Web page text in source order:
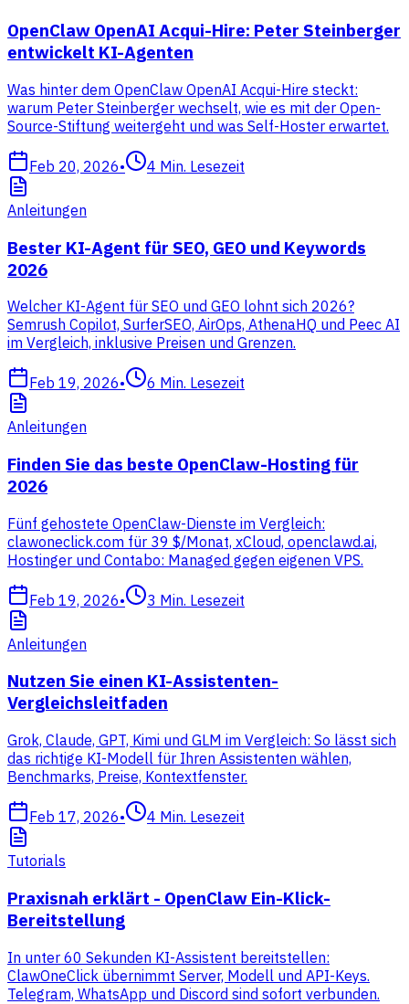
OpenClaw OpenAI Acqui-Hire: Peter Steinberger
entwickelt KI-Agenten
Was hinter dem OpenClaw OpenAI Acqui-Hire steckt:
warum Peter Steinberger wechselt, wie es mit der Open-
Source-Stiftung weitergeht und was Self-Hoster erwartet.
Feb 20, 2026• 4 Min. Lesezeit
Anleitungen
Bester KI-Agent für SEO, GEO und Keywords
2026
Welcher KI-Agent für SEO und GEO lohnt sich 2026?
Semrush Copilot, SurferSEO, AirOps, AthenaHQ und Peec AI
im Vergleich, inklusive Preisen und Grenzen.
Feb 19, 2026• 6 Min. Lesezeit
Anleitungen
Finden Sie das beste OpenClaw-Hosting für
2026
Fünf gehostete OpenClaw-Dienste im Vergleich:
clawoneclick.com für 39 $/Monat, xCloud, openclawd.ai,
Hostinger und Contabo: Managed gegen eigenen VPS.
Feb 19, 2026• 3 Min. Lesezeit
Anleitungen
Nutzen Sie einen KI-Assistenten-
Vergleichsleitfaden
Grok, Claude, GPT, Kimi und GLM im Vergleich: So lässt sich
das richtige KI-Modell für Ihren Assistenten wählen,
Benchmarks, Preise, Kontextfenster.
Feb 17, 2026• 4 Min. Lesezeit
Tutorials
Praxisnah erklärt - OpenClaw Ein-Klick-
Bereitstellung
In unter 60 Sekunden KI-Assistent bereitstellen:
ClawOneClick übernimmt Server, Modell und API-Keys.
Telegram, WhatsApp und Discord sind sofort verbunden.